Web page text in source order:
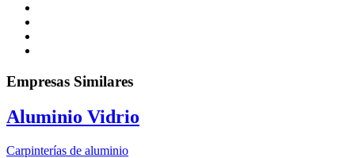
Empresas Similares
Aluminio Vidrio
Carpinterías de aluminio